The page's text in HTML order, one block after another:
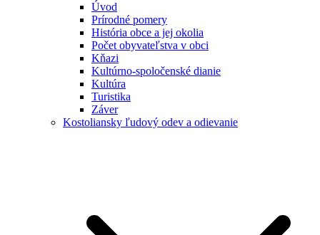
Úvod
Prírodné pomery
História obce a jej okolia
Počet obyvateľstva v obci
Kňazi
Kultúrno-spoločenské dianie
Kultúra
Turistika
Záver
Kostoliansky ľudový odev a odievanie